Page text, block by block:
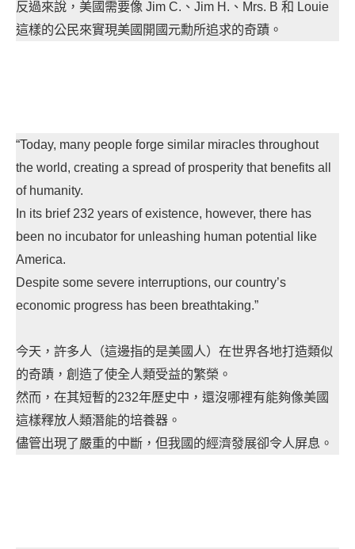
反過來說，美國需要像 Jim C.、Jim H.、Mrs. B 和 Louie
這樣的公民來實現美國開國元勳所追求的奇蹟。
“Today, many people forge similar miracles throughout
the world, creating a spread of prosperity that benefits all
of humanity.
In its brief 232 years of existence, however, there has
been no incubator for unleashing human potential like
America.
Despite some severe interruptions, our country’s
economic progress has been breathtaking.”
今天，許多人（這邊指的是美國人）在世界各地打造類似
的奇蹟，創造了使全人類受益的繁榮。
然而，在其短暫的232年歷史中，還沒哪裡有能夠像美國
這樣釋放人類潛能的培養器。
儘管出現了嚴重的中斷，但我國的經濟發展卻令人屏息。